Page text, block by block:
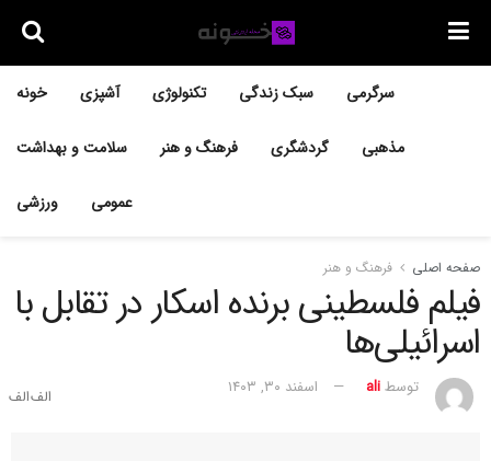
خونه آشپزی تکنولوژی سبک زندگی سرگرمی
سلامت و بهداشت فرهنگ و هنر گردشگری مذهبی
ورزشی عمومی
صفحه اصلی فرهنگ و هنر
فیلم فلسطینی برنده اسکار در تقابل با
اسرائیلی‌ها
توسطali اسفند ۳۰, ۱۴۰۳